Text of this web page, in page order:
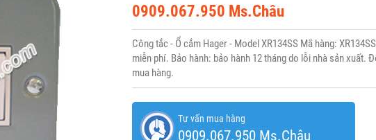
0909.067.950 Ms.Châu
Công tắc - Ổ cắm Hager - Model XR134SS Mã hàng:
miễn phí. Bảo hành: bảo hành 12 tháng do lỗi nhà sản xuất.
mua hàng.
Tư vấn mua hàng
0909.067.950 Ms.Châu